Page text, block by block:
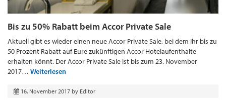
Bis zu 50% Rabatt beim Accor Private Sale
Aktuell gibt es wieder einen neue Accor Private Sale, bei dem Ihr bis zu
50 Prozent Rabatt auf Eure zukünftigen Accor Hotelaufenthalte
erhalten könnt. Der Accor Private Sale ist bis zum 23. November
2017… Weiterlesen
16. November 2017 by Editor